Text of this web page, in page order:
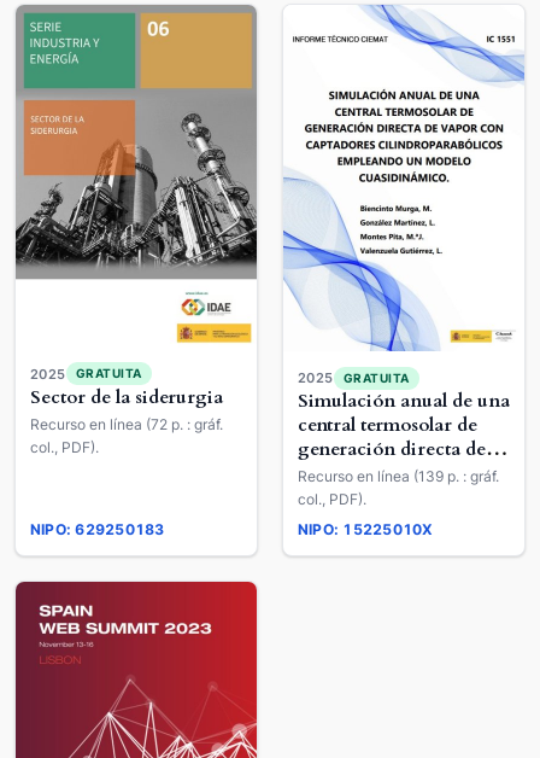
2025 GRATUITA
Sector de la siderurgia
Recurso en línea (72 p. : gráf.
col., PDF).
NIPO: 629250183
2025 GRATUITA
Simulación anual de una
central termosolar de
generación directa de
vapor con captadores
cilindroparabólicos
empleando un modelo
Recurso en línea (139 p. : gráf.
col., PDF).
NIPO: 15225010X